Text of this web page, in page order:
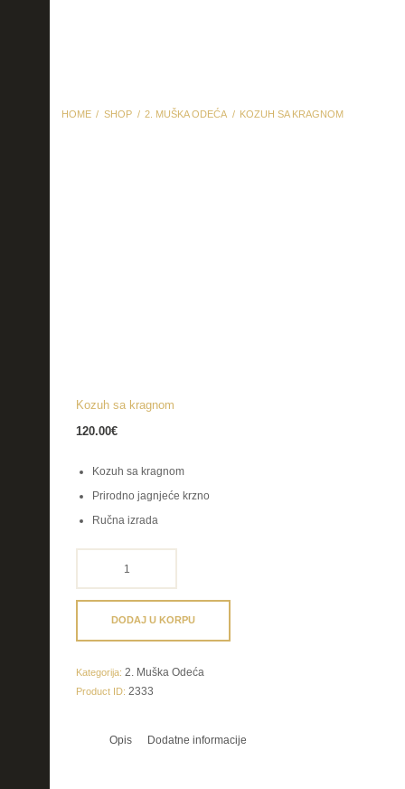
HOME SHOP 2. MUŠKA ODEĆA KOZUH SA KRAGNOM
Kozuh sa kragnom
120.00€
Kozuh sa kragnom
Prirodno jagnjeće krzno
Ručna izrada
količinaDODAJ U KORPU
Kategorija: 2. Muška Odeća
Product ID: 2333
Opis Dodatne informacije